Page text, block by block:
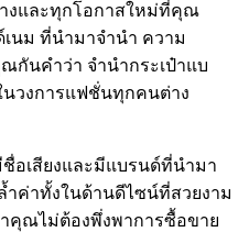
งและทุกโอกาสใหม่ที่คุณ
เนม ที่นำมาจำนำ ความ
นคำว่า จำนำกระเป๋าแบ
นวงการแฟชั่นทุกคนต่าง
อเสียงและมีแบรนด์ที่นำมา
ำค่าทั้งในด้านดีไซน์ที่สวยงาม
คุณไม่ต้องพึ่งพาการซื้อขาย